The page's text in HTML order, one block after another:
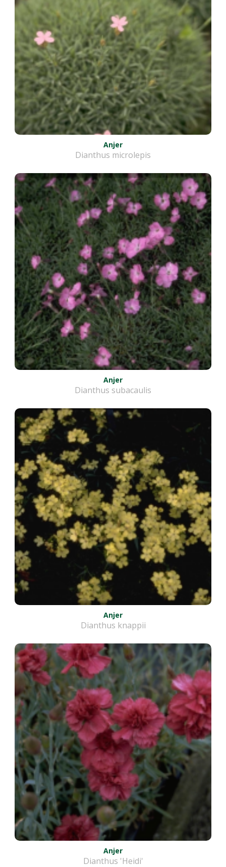
Anjer
Dianthus microlepis
Anjer
Dianthus subacaulis
Anjer
Dianthus knappii
Anjer
Dianthus 'Heidi'